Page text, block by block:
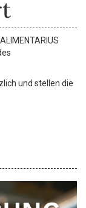
und stellen die